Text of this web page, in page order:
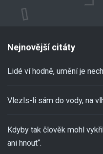
Nejnovější citáty
Lidé ví hodně, umění je
Vlezls-li sám do vody, na
Kdyby tak člověk mohl
ani hnout“.